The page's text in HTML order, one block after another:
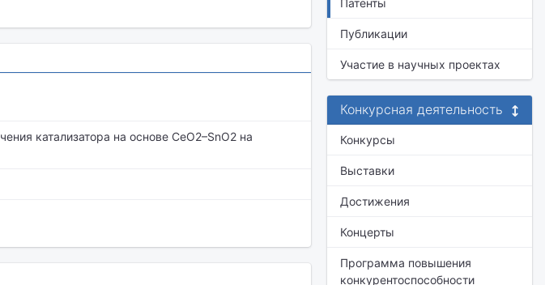
катализатора на основе CeO2–SnО2 на
Патенты
Публикации
Участие в научных проектах
Конкурсная деятельность
Конкурсы
Выставки
Достижения
Концерты
Программа повышения
конкурентоспособности